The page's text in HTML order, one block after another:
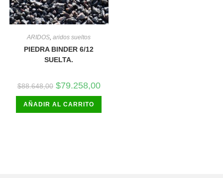
ARIDOS,aridos sueltos
PIEDRA BINDER 6/12
SUELTA.
$88.648,00 El
precio
original
era:
$88.648,00.
$79.258,00El
actual
$79.258,00.
AÑADIR AL CARRITO